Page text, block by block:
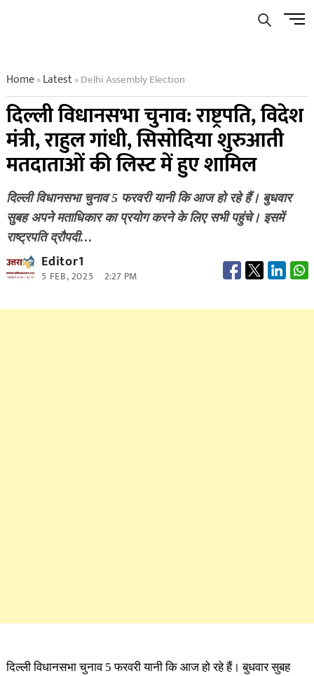
Menu
Home»Latest»Delhi Assembly Election
दिल्ली विधानसभा चुनाव: राष्ट्रपति, विदेश
मंत्री, राहुल गांधी, सिसोदिया शुरुआती
मतदाताओं की लिस्ट में हुए शामिल
दिल्ली विधानसभा चुनाव 5 फरवरी यानी कि आज हो रहे हैं। बुधवार
सुबह अपने मताधिकार का प्रयोग करने के लिए सभी पहुंचे। इसमें
राष्ट्रपति द्रौपदी…
Editor1
5 FEB, 2025 2:27 PM
दिल्ली विधानसभा चुनाव 5 फरवरी यानी कि आज हो रहे हैं। बुधवार सुबह